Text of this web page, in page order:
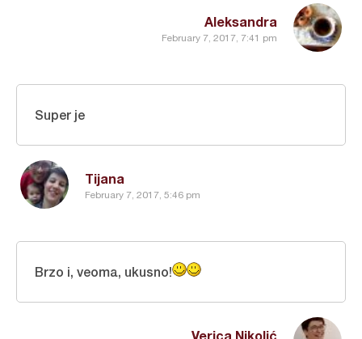
Aleksandra
February 7, 2017, 7:41 pm
Tijana
February 7, 2017, 5:46 pm
Super je
Verica Nikolić
Brzo i, veoma, ukusno!